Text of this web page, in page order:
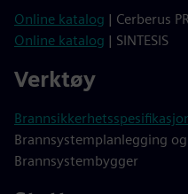
Online katalog | Cerberus
Online katalog | SINTESIS
Verktøy
Brannsystemplanlegging
Brannsystembygger